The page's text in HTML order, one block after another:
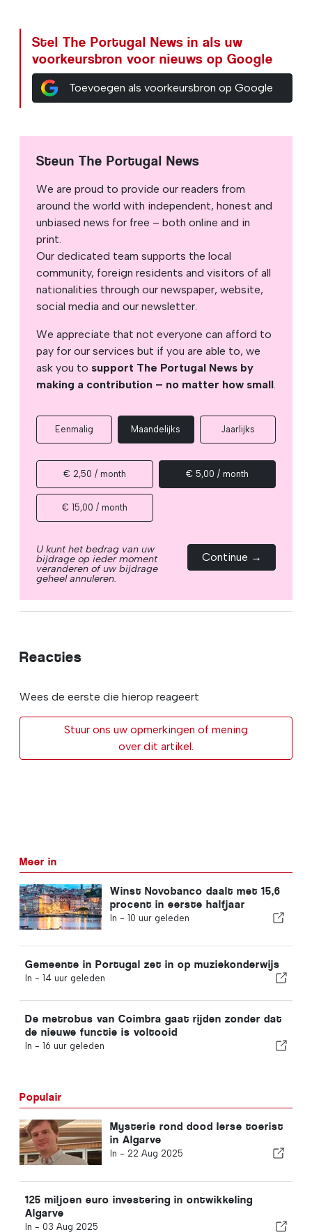
Stel The Portugal News in als uw
voorkeursbron voor nieuws op Google
Toevoegen als voorkeursbron op Google
Steun The Portugal News
We are proud to provide our readers from
around the world with independent, honest and
unbiased news for free – both online and in
print.
Our dedicated team supports the local
community, foreign residents and visitors of all
nationalities through our newspaper, website,
social media and our newsletter.
We appreciate that not everyone can afford to
pay for our services but if you are able to, we
ask you to support The Portugal News by
making a contribution – no matter how small.
Eenmalig Maandelijks Jaarlijks
€ 2,50 / month € 5,00 / month
€ 15,00 / month
U kunt het bedrag van uw
bijdrage op ieder moment
veranderen of uw bijdrage
geheel annuleren.
Continue →
Reacties
Wees de eerste die hierop reageert
Stuur ons uw opmerkingen of mening
over dit artikel.
Meer in
Winst Novobanco daalt met 15,6
procent in eerste halfjaar
In - 10 uur geleden
Gemeente in Portugal zet in op muziekonderwijs
In - 14 uur geleden
De metrobus van Coimbra gaat rijden zonder dat
de nieuwe functie is voltooid
In - 16 uur geleden
Populair
Mysterie rond dood Ierse toerist
in Algarve
In - 22 Aug 2025
125 miljoen euro investering in ontwikkeling
Algarve
In - 03 Aug 2025